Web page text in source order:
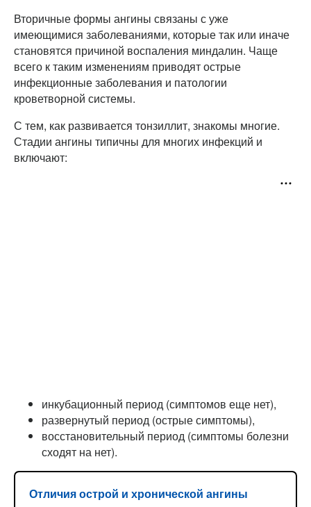
Вторичные формы ангины связаны с уже
имеющимися заболеваниями, которые так или иначе
становятся причиной воспаления миндалин. Чаще
всего к таким изменениям приводят острые
инфекционные заболевания и патологии
кроветворной системы.
С тем, как развивается тонзиллит, знакомы многие.
Стадии ангины типичны для многих инфекций и
включают:
инкубационный период (симптомов еще нет),
развернутый период (острые симптомы),
восстановительный период (симптомы болезни
сходят на нет).
Отличия острой и хронической ангины